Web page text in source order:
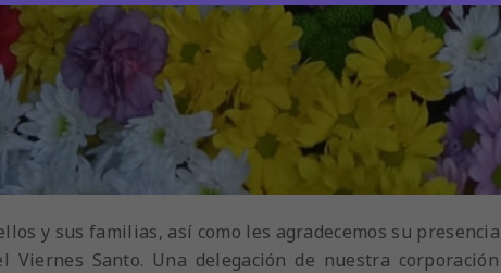
y sus familias, así como les agradecemos su
Viernes Santo. Una delegación de nuestra